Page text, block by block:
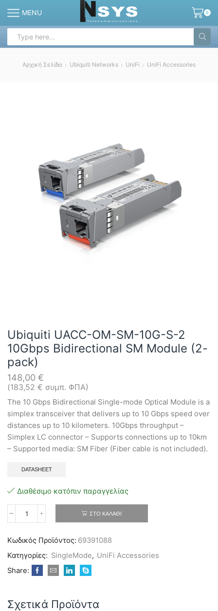
MENU 0
input
Αρχική Σελίδα Ubiquiti Networks UniFi UniFi Accessories
Ubiquiti UACC-OM-SM-10G-S-2
10Gbps Bidirectional SM Module (2-
pack)
148,00 €
(183,52 € συμπ. ΦΠΑ)
The 10 Gbps Bidirectional Single-mode Optical Module is a
simplex transceiver that delivers up to 10 Gbps speed over
distances up to 10 kilometers. 10Gbps throughput –
Simplex LC connector – Supports connections up to 10km
– Supported media: SM Fiber (Fiber cable is not included).
DATASHEET
Διαθέσιμο κατόπιν παραγγελίας
Ubiquiti
SM-
10G-
S-
2
10Gbps
Module
ΣΤΟ ΚΑΛΆΘΙ
Κωδικός Προϊόντος: 69391088
Κατηγορίες: SingleMode, UniFi Accessories
Share:
Σχετικά Προϊόντα